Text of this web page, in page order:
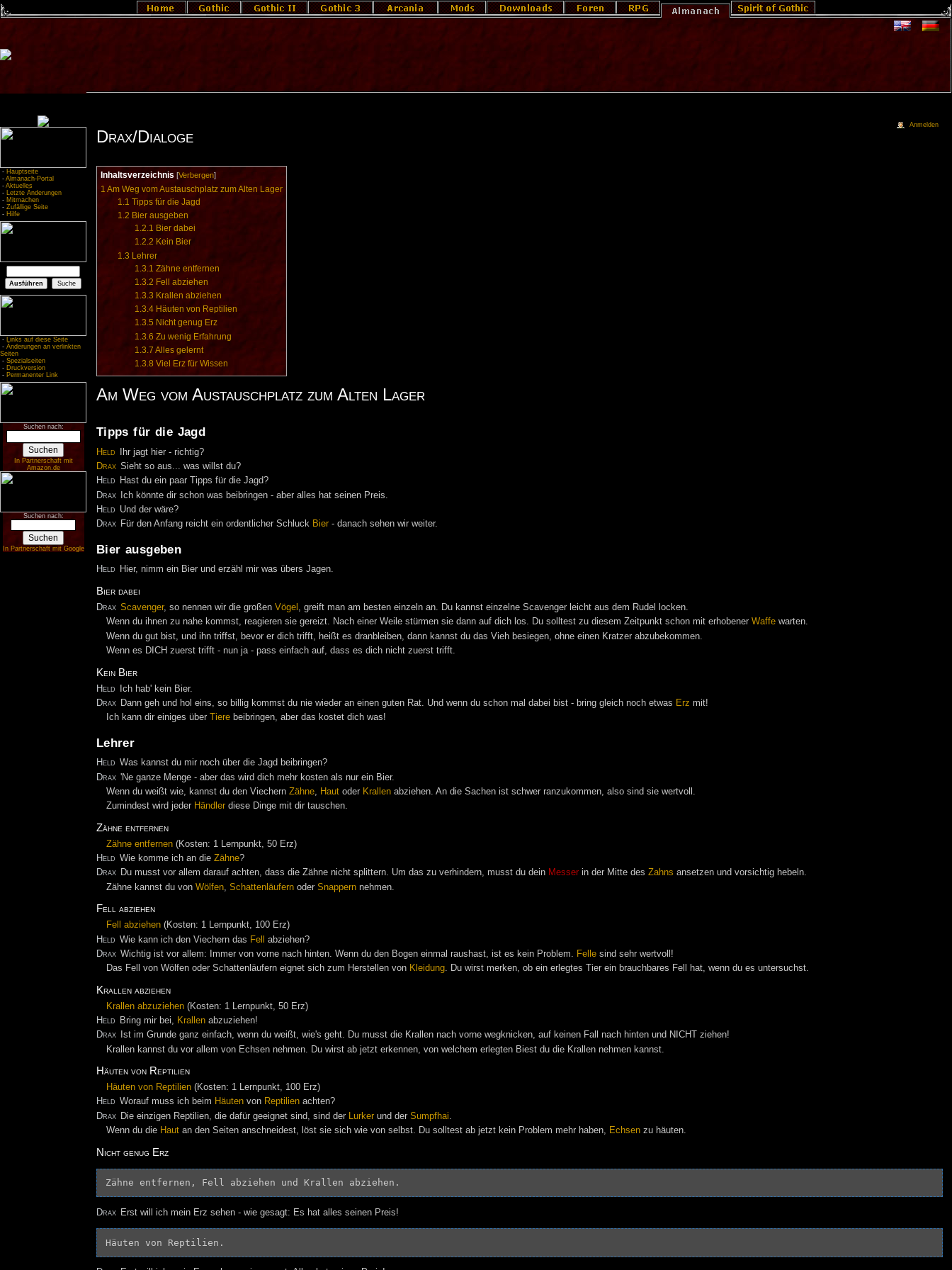
- Hauptseite
- Almanach-Portal
- Aktuelles
- Letzte Änderungen
- Mitmachen
- Zufällige Seite
- Hilfe
- Links auf diese Seite
- Änderungen an verlinkten
Seiten
- Spezialseiten
- Druckversion
- Permanenter Link
Suchen nach:
In Partnerschaft mit
Amazon.de
Suchen nach:
In Partnerschaft mit Google
Drax/Dialoge
Inhaltsverzeichnis [Verbergen]
1 Am Weg vom Austauschplatz zum Alten Lager
1.1 Tipps für die Jagd
1.2 Bier ausgeben
1.2.1 Bier dabei
1.2.2 Kein Bier
1.3 Lehrer
1.3.1 Zähne entfernen
1.3.2 Fell abziehen
1.3.3 Krallen abziehen
1.3.4 Häuten von Reptilien
1.3.5 Nicht genug Erz
1.3.6 Zu wenig Erfahrung
1.3.7 Alles gelernt
1.3.8 Viel Erz für Wissen
Am Weg vom Austauschplatz zum Alten Lager
Tipps für die Jagd
Held
Ihr jagt hier - richtig?
Drax Sieht so aus... was willst du?
Held
Hast du ein paar Tipps für die Jagd?
Drax
Ich könnte dir schon was beibringen - aber alles hat seinen Preis.
Held Und der wäre?
Drax Für den Anfang reicht ein ordentlicher Schluck Bier - danach sehen wir weiter.
Bier ausgeben
Held Hier, nimm ein Bier und erzähl mir was übers Jagen.
Bier dabei
Drax Scavenger, so nennen wir die großenVögel , greift man am besten einzeln an. Du kannst einzelne Scavenger leicht aus dem Rudel locken.
Wenn du ihnen zu nahe kommst, reagieren sie gereizt. Nach einer Weile stürmen sie dann auf dich los. Du solltest zu diesem Zeitpunkt schon mit erhobener Waffewarten.
Wenn du gut bist, und ihn triffst, bevor er dich trifft, heißt es dranbleiben, dann kannst du das Vieh besiegen, ohne einen Kratzer abzubekommen.
Wenn es DICH zuerst trifft - nun ja - pass einfach auf, dass es dich nicht zuerst trifft.
Kein Bier
Held
Ich hab' kein Bier.
Drax Dann geh und hol eins, so billig kommst du nie wieder an einen guten Rat. Und wenn du schon mal dabei bist - bring gleich noch etwas Erz mit!
Ich kann dir einiges über
Tierebeibringen, aber das kostet dich was!
Lehrer
Held Was kannst du mir noch über die Jagd beibringen?
Drax 'Ne ganze Menge - aber das wird dich mehr kosten als nur ein Bier.
Wenn du weißt wie, kannst du den Viechern Zähne, Hautoder Krallenabziehen. An die Sachen ist schwer ranzukommen, also sind sie wertvoll.
Zumindest wird jeder Händlerdiese Dinge mit dir tauschen.
Zähne entfernen
Zähne entfernen(Kosten: 1 Lernpunkt, 50 Erz)
Held Wie komme ich an dieZähne?
Drax Du musst vor allem darauf achten, dass die Zähne nicht splittern. Um das zu verhindern, musst du dein Messer in der Mitte desZahns ansetzen und vorsichtig hebeln.
Zähne kannst du von Wölfen, Schattenläufernoder Snappernnehmen.
Fell abziehen
Fell abziehen(Kosten: 1 Lernpunkt, 100 Erz)
Held Wie kann ich den Viechern das Fell
abziehen?
Drax Wichtig ist vor allem: Immer von vorne nach hinten. Wenn du den Bogen einmal raushast, ist es kein Problem. Felle sind sehr wertvoll!
Das Fell von Wölfen oder Schattenläufern eignet sich zum Herstellen von Kleidung. Du wirst merken, ob ein erlegtes Tier ein brauchbares Fell hat, wenn du es untersuchst.
Krallen abziehen
Krallen abzuziehen(Kosten: 1 Lernpunkt, 50 Erz)
Held
Bring mir bei, Krallen abzuziehen!
Drax
Ist im Grunde ganz einfach, wenn du weißt, wie's geht. Du musst die Krallen nach vorne wegknicken, auf keinen Fall nach hinten und NICHT ziehen!
Krallen kannst du vor allem von Echsen nehmen. Du wirst ab jetzt erkennen, von welchem erlegten Biest du die Krallen nehmen kannst.
Häuten von Reptilien
Häuten von Reptilien(Kosten: 1 Lernpunkt, 100 Erz)
Held Worauf muss ich beim Häuten von Reptilien achten?
Drax Die einzigen Reptilien, die dafür geeignet sind, sind der Lurker und derSumpfhai
Wenn du die Hautan den Seiten anschneidest, löst sie sich wie von selbst. Du solltest ab jetzt kein Problem mehr haben, Echsenzu häuten.
Nicht genug Erz
Drax Erst will ich mein Erz sehen - wie gesagt: Es hat alles seinen Preis!
Anmelden